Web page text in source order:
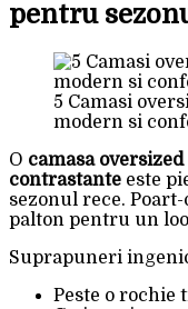
pentru
5 Camasi
modern si
O camasa
contrastante este
sezonul rece.
palton pentru un
Suprapuneri
Peste o rochie